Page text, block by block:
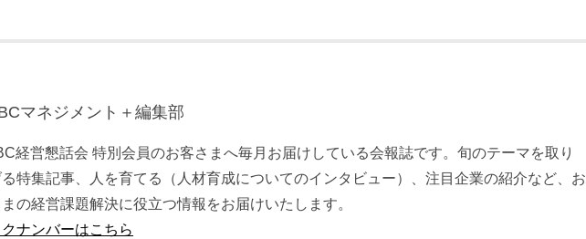
マネジメント＋編集部
経営懇話会 特別会員のお客さまへ毎月お届けしている会報誌です。旬のテーマを取り
る特集記事、人を育てる（人材育成についてのインタビュー）、注目企業の紹介など、お
の経営課題解決に役立つ情報をお届けいたします。
ナンバーはこちら